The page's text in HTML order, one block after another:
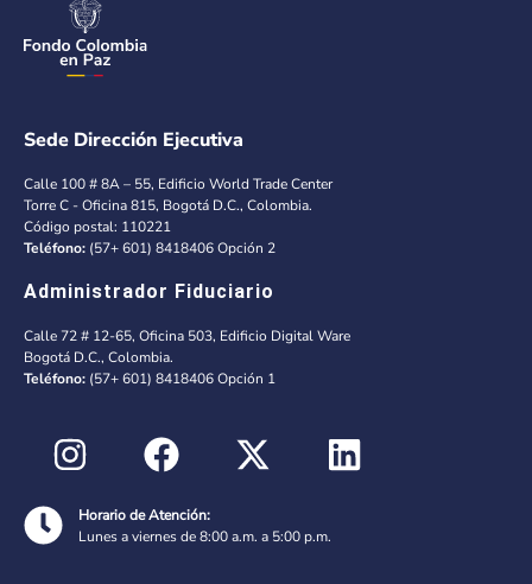
Sede Dirección Ejecutiva
Calle 100 # 8A – 55, Edificio World Trade Center
Torre C - Oficina 815, Bogotá D.C., Colombia.
Código postal: 110221
Teléfono: (57+ 601) 8418406 Opción 2
Administrador Fiduciario
Calle 72 # 12-65, Oficina 503, Edificio Digital Ware
Bogotá D.C., Colombia.
Teléfono: (57+ 601) 8418406 Opción 1
Horario de Atención:
Lunes a viernes de 8:00 a.m. a 5:00 p.m.